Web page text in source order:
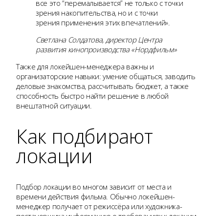
все это “перемалывается” не только с точки
зрения накопительства, но и с точки
зрения применения этих впечатлений».
Светлана Солдатова, директор Центра
развития кинопроизводства «Нордфильм»
Также для локейшен-менеджера важны и
организаторские навыки: умение общаться, заводить
деловые знакомства, рассчитывать бюджет, а также
способность быстро найти решение в любой
внештатной ситуации.
Как подбирают
локации
Подбор локации во многом зависит от места и
времени действия фильма. Обычно локейшен-
менеджер получает от режиссёра или художника-